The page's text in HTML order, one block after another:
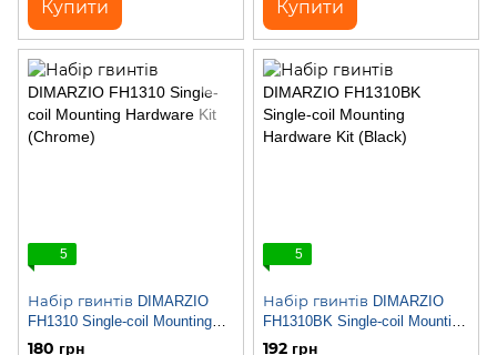
Купити Купити
5
Набір гвинтів DIMARZIO
FH1310 Single-coil Mounting
Hardware Kit (Chrome)
180 грн
5
Набір гвинтів DIMARZIO
FH1310BK Single-coil Mounting
Hardware Kit (Black)
192 грн